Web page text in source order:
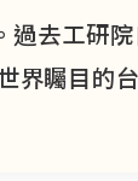
去工研
界矚目的